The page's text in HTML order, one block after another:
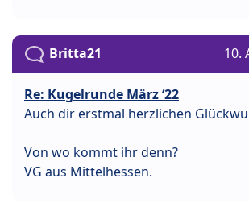
Britta21 10.
Re: Kugelrunde März ‘22
Auch dir erstmal herzlichen
Von wo kommt ihr denn?
VG aus Mittelhessen.